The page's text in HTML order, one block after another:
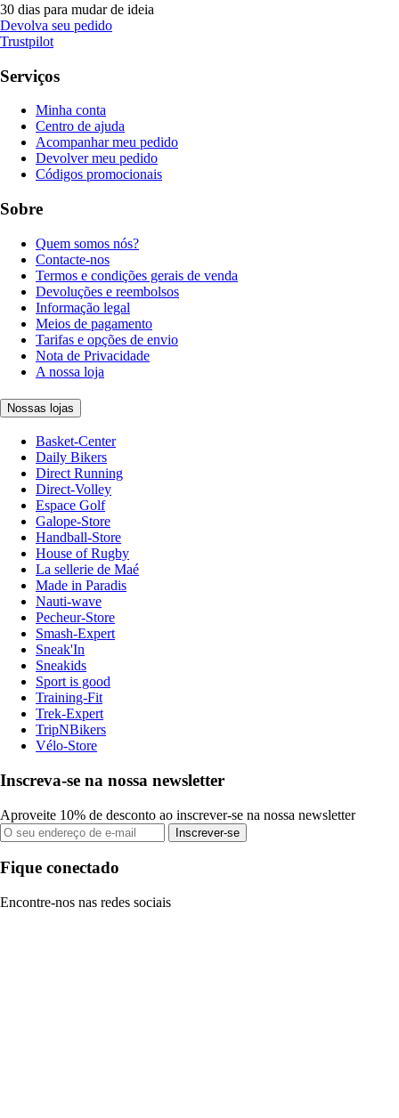
30 dias para mudar de ideia
Devolva seu pedido
Trustpilot
Serviços
Minha conta
Centro de ajuda
Acompanhar meu pedido
Devolver meu pedido
Códigos promocionais
Sobre
Quem somos nós?
Contacte-nos
Termos e condições gerais de venda
Devoluções e reembolsos
Informação legal
Meios de pagamento
Tarifas e opções de envio
Nota de Privacidade
A nossa loja
Nossas lojas
Basket-Center
Daily Bikers
Direct Running
Direct-Volley
Espace Golf
Galope-Store
Handball-Store
House of Rugby
La sellerie de Maé
Made in Paradis
Nauti-wave
Pecheur-Store
Smash-Expert
Sneak'In
Sneakids
Sport is good
Training-Fit
Trek-Expert
TripNBikers
Vélo-Store
Inscreva-se na nossa newsletter
Aproveite 10% de desconto ao inscrever-se na nossa newsletter
Inscrever-se
Fique conectado
Encontre-nos nas redes sociais